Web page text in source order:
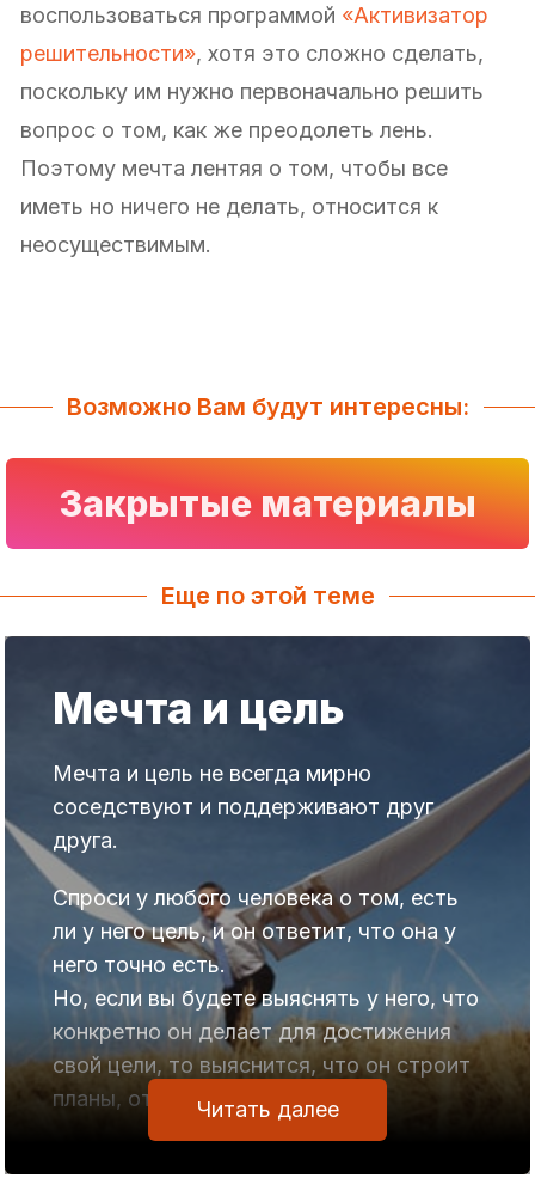
воспользоваться программой «Активизатор
решительности», хотя это сложно сделать,
поскольку им нужно первоначально решить
вопрос о том, как же преодолеть лень.
Поэтому мечта лентяя о том, чтобы все
иметь но ничего не делать, относится к
неосуществимым.
Возможно Вам будут интересны:
Закрытые материалы
Еще по этой теме
Мечта и цель
Мечта и цель не всегда мирно
соседствуют и поддерживают друг
друга.
Спроси у любого человека о том, есть
ли у него цель, и он ответит, что она у
него точно есть.
Но, если вы будете выяснять у него, что
конкретно он делает для достижения
свой цели, то выяснится, что он строит
планы, относительно неё.
Читать далее